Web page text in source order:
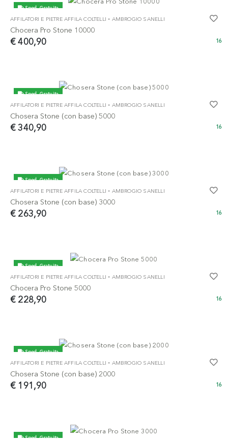
Sped. Gratuita
AFFILATORI E PIETRE AFFILA COLTELLI - AMBROGIO SANELLI
Chocera Pro Stone 10000
€ 400,90 16
Sped. Gratuita
AFFILATORI E PIETRE AFFILA COLTELLI - AMBROGIO SANELLI
Chosera Stone (con base) 5000
€ 340,90 16
Sped. Gratuita
AFFILATORI E PIETRE AFFILA COLTELLI - AMBROGIO SANELLI
Chosera Stone (con base) 3000
€ 263,90 16
Sped. Gratuita
AFFILATORI E PIETRE AFFILA COLTELLI - AMBROGIO SANELLI
Chocera Pro Stone 5000
€ 228,90 16
Sped. Gratuita
AFFILATORI E PIETRE AFFILA COLTELLI - AMBROGIO SANELLI
Chosera Stone (con base) 2000
€ 191,90 16
Sped. Gratuita